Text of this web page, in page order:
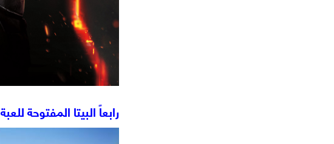
رابعاً البيتا المفتوحة للعبة Battleborn